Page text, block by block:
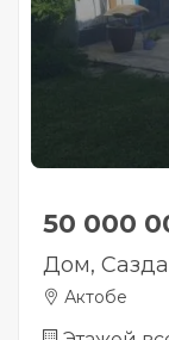
50 000
Дом,
Актобе